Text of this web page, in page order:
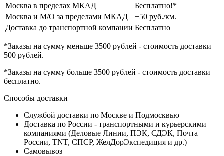
Москва в пределах МКАД
Бесплатно!*
Москва и М/О за пределами МКАД
+50 руб./км.
Доставка до транспортной компании Бесплатно
*Заказы на сумму меньше 3500 рублей - стоимость доставки
500 рублей.
*Заказы на сумму больше 3500 рублей - стоимость доставки
бесплатно.
Способы доставки
Службой доставки по Москве и Подмосквью
Доставка по России - транспортными и курьерскими
компаниями (Деловые Линии, ПЭК, СДЭК, Почта
России, TNT, СПСР, ЖелДорЭкспедиция и др.)
Самовывоз